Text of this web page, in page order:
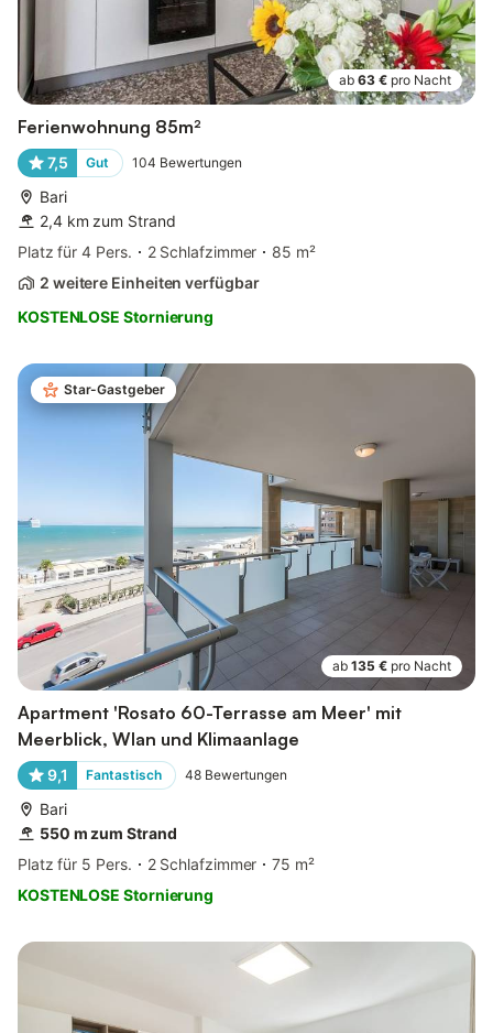
ab 63 € pro Nacht
Ferienwohnung 85m²
7,5 Gut 104 Bewertungen
Bari
2,4 km zum Strand
Platz für 4 Pers.
2 Schlafzimmer
85 m²
2 weitere Einheiten verfügbar
KOSTENLOSE Stornierung
Star-Gastgeber
ab 135 € pro Nacht
Apartment 'Rosato 60-Terrasse am Meer' mit
Meerblick, Wlan und Klimaanlage
9,1 Fantastisch 48 Bewertungen
Bari
550 m zum Strand
Platz für 5 Pers.
2 Schlafzimmer
75 m²
KOSTENLOSE Stornierung